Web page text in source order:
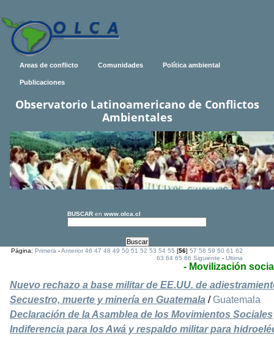
Areas de conflicto Comunidades Política ambiental
Publicaciones
Observatorio Latinoamericano de Conflictos
Ambientales
BUSCAR en www.olca.cl
Página:Primera -Anterior 46 47 48 49 50 51 52 53 54 55 [56]57 58 59 60 61 62
63 64 65 66 Siguiente -Ultima
- Movilización
Nuevo rechazo a base militar de EE.UU. de
Secuestro, muerte y minería en Guatemala / Guatemala
Declaración de la Asamblea de los Movimientos Sociales
Indiferencia para los Awá y respaldo militar para